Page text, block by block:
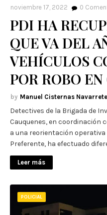
noviembre 17, 2022 0
PDI HA
QUE VA DEL
VEHÍCULOS
POR ROBO
Manuel Cisternas Navarrete
Detectives de la Brigada de
Cauquenes, en coordinación
a una reorientación
Preferente, ha efectuado
Leer más
POLICIAL